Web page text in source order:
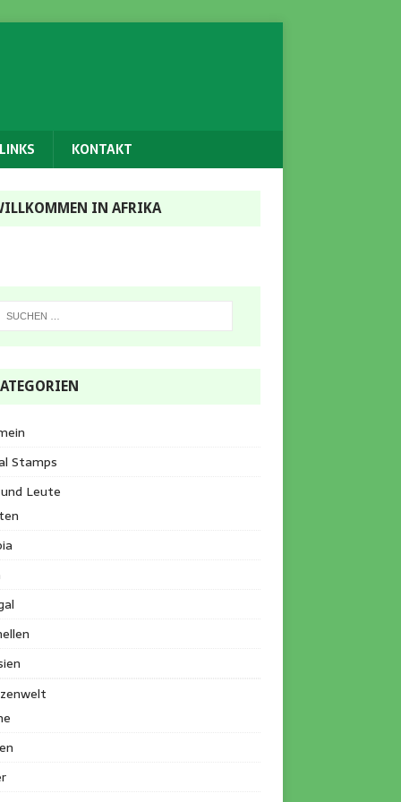
LINKS KONTAKT
IN AFRIKA
Stamps
Leute